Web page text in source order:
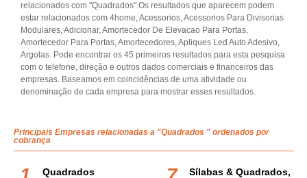
relacionados com "Quadrados".Os resultados que aparecem podem
estar relacionados com 4home, Acessorios, Acessorios Para Divisorias
Modulares, Adicionar, Amortecedor De Elevacao Para Portas,
Amortecedor Para Portas, Amortecedores, Apliques Led Auto Adesivo,
Argolas. Pode encontrar os 45 primeiros resultados para esta pesquisa
com o telefone, direção e outros dados comerciais e financeiros das
empresas. Baseamos em coincidências de uma atividade ou
denominação de cada empresa para mostrar esses resultados.
Principais Empresas relacionadas a "Quadrados " ordenados por
cobrança
Quadrados
Sílabas & Quadrados,